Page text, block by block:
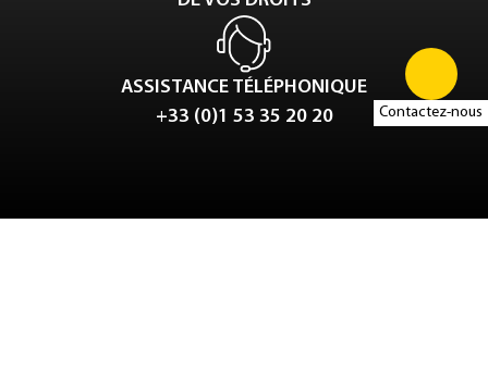
Contactez-nous
ASSISTANCE TÉLÉPHONIQUE
+33 (0)1 53 35 20 20